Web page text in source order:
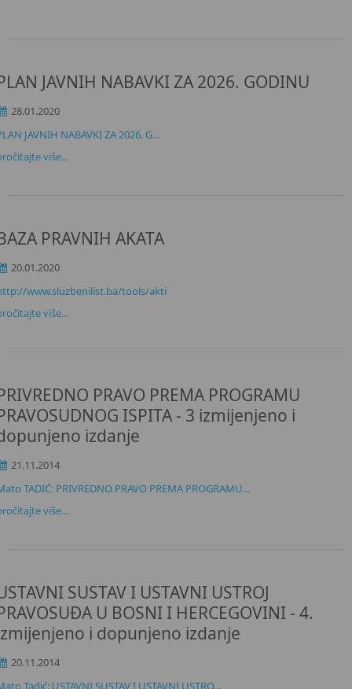
JAVNIH NABAVKI ZA 2026. GODINU
28.01.2020
JAVNIH NABAVKI ZA 2026. G...
više...
PRAVNIH AKATA
20.01.2020
www.sluzbenilist.ba/tools/akti
više...
PRAVO PREMA PROGRAMU
ISPITA - 3 izmijenjeno i
izdanje
21.11.2014
TADIĆ: PRIVREDNO PRAVO PREMA PROGRAMU...
više...
SUSTAV I USTAVNI USTROJ
U BOSNI I HERCEGOVINI - 4.
i dopunjeno izdanje
20.11.2014
Tadić: USTAVNI SUSTAV I USTAVNI USTRO...